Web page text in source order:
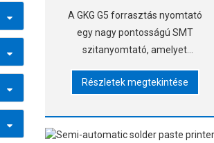
A GKG G5 forrasztás nyomtató
egy nagy pontosságú SMT
szitanyomtató, amelyet
nyomtatott PCB forrasztás
látásigazítással, 2D/3D SPI
ellenőrzéssel és automatikus
Részletek megtekintése